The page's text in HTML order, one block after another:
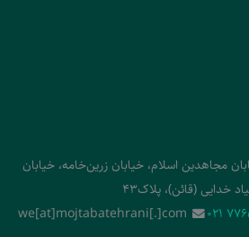
مجاهدین اسلام، خیابان زرین‌خامه، خیابان
خدایی (قائن)، پلاک43
‭021
we[at]mojtabatehrani[.]com